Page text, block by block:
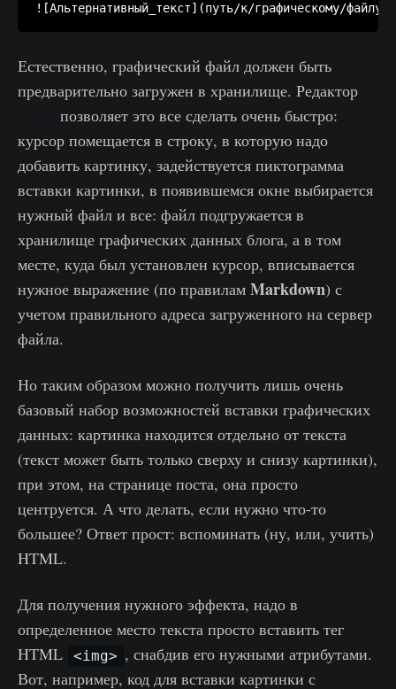
Естественно, графический файл должен быть
предварительно загружен в хранилище. Редактор
позволяет это все сделать очень быстро:
курсор помещается в строку, в которую надо
добавить картинку, задействуется пиктограмма
вставки картинки, в появившемся окне выбирается
нужный файл и все: файл подгружается в
хранилище графических данных блога, а в том
месте, куда был установлен курсор, вписывается
нужное выражение (по правилам Markdown) с
учетом правильного адреса загруженного на сервер
файла.
Но таким образом можно получить лишь очень
базовый набор возможностей вставки графических
данных: картинка находится отдельно от текста
(текст может быть только сверху и снизу картинки),
при этом, на странице поста, она просто
центруется. А что делать, если нужно что-то
большее? Ответ прост: вспоминать (ну, или, учить)
HTML.
Для получения нужного эффекта, надо в
определенное место текста просто вставить тег
HTML
<img> , снабдив его нужными атрибутами.
Вот, например, код для вставки картинки с